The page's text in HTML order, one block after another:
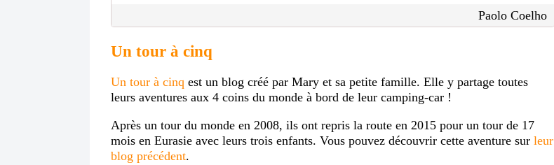
Paolo Coelho
Un tour à cinq
Un tour à cinq est un blog créé par Mary et sa petite famille. Elle y partage toutes
leurs aventures aux 4 coins du monde à bord de leur camping-car !
Après un tour du monde en 2008, ils ont repris la route en 2015 pour un tour de 17
mois en Eurasie avec leurs trois enfants. Vous pouvez découvrir cette aventure sur leur
blog précédent.